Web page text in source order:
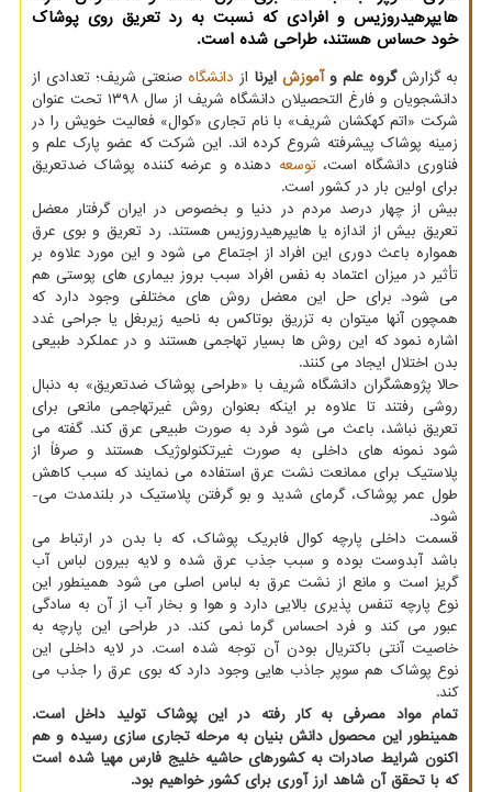
هایپرهیدروزیس و افرادی که نسبت به رد تعریق روی پوشاک
خود حساس هستند، طراحی شده است.
به گزارشگروه علم وآموزش ایرنا از دانشگاه صنعتی شریف؛ تعدادی از
دانشجویان و فارغ التحصیلان دانشگاه شریف از سال ۱۳۹۸ تحت عنوان
شرکت «اتم کهکشان شریف» با نام تجاری «کوال» فعالیت خویش را در
زمینه پوشاک پیشرفته شروع کرده اند. این شرکت که عضو پارک علم و
فناوری دانشگاه است،توسعه دهنده و عرضه کننده پوشاک ضدتعریق
برای اولین بار در کشور است.
بیش از چهار درصد مردم در دنیا و بخصوص در ایران گرفتار معضل
تعریق بیش از اندازه یا هایپرهیدروزیس هستند. رد تعریق و بوی عرق
همواره باعث دوری این افراد از اجتماع می شود و این مورد علاوه بر
تأثیر در میزان اعتماد به نفس افراد سبب بروز بیماری های پوستی هم
می­ شود. برای حل این معضل روش های مختلفی وجود دارد که
همچون آنها میتوان به تزریق بوتاکس به ناحیه زیربغل یا جراحی غدد
اشاره نمود که این روش ها بسیار تهاجمی هستند و در عملکرد طبیعی
بدن اختلال ایجاد می کنند.
حالا پژوهشگران دانشگاه شریف با «طراحی پوشاک ضدتعریق» به دنبال
روشی رفتند تا علاوه بر اینکه بعنوان روش غیرتهاجمی مانعی برای
تعریق نباشد، باعث می­ شود فرد به صورت طبیعی عرق کند. گفته می
شود نمونه های داخلی به صورت غیرتکنولوژیک هستند و صرفاً از
پلاستیک برای ممانعت نشت عرق استفاده می نمایند که سبب کاهش
طول عمر پوشاک، گرمای شدید و بو گرفتن پلاستیک در بلندمدت می­
شود.
قسمت داخلی پارچه کوال فابریک پوشاک، که با بدن در ارتباط می
باشد آبدوست بوده و سبب جذب عرق شده و لایه بیرون لباس آب
گریز است و مانع از نشت عرق به لباس اصلی می­ شود همینطور این
نوع پارچه تنفس پذیری بالایی دارد و هوا و بخار آب از آن به سادگی
عبور می کند و فرد احساس گرما نمی ­کند. در طراحی این پارچه به
خاصیت آنتی باکتریال بودن آن توجه شده است. در لایه داخلی این
نوع پوشاک هم سوپر جاذب هایی وجود دارد که بوی عرق را جذب می
کند.
تمام مواد مصرفی به کار رفته در این پوشاک تولید داخل است.
همینطور این محصول دانش بنیان به مرحله تجاری سازی رسیده و هم
اکنون شرایط صادرات به کشورهای حاشیه خلیج فارس مهیا شده است
که با تحقق آن شاهد ارز آوری برای کشور خواهیم بود.